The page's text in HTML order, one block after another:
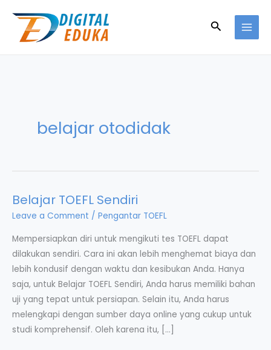
content
Search
belajar otodidak
Belajar TOEFL Sendiri
Leave a Comment / Pengantar TOEFL
Mempersiapkan diri untuk mengikuti tes TOEFL dapat
dilakukan sendiri. Cara ini akan lebih menghemat biaya dan
lebih kondusif dengan waktu dan kesibukan Anda. Hanya
saja, untuk Belajar TOEFL Sendiri, Anda harus memiliki bahan
uji yang tepat untuk persiapan. Selain itu, Anda harus
melengkapi dengan sumber daya online yang cukup untuk
studi komprehensif. Oleh karena itu, […]